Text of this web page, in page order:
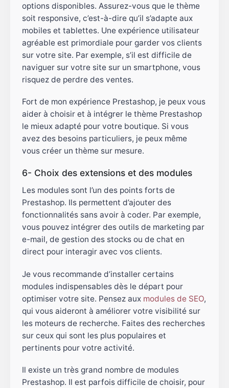
options disponibles. Assurez-vous que le thème
soit responsive, c’est-à-dire qu’il s’adapte aux
mobiles et tablettes. Une expérience utilisateur
agréable est primordiale pour garder vos clients
sur votre site. Par exemple, s’il est difficile de
naviguer sur votre site sur un smartphone, vous
risquez de perdre des ventes.
Fort de mon expérience Prestashop, je peux vous
aider à choisir et à intégrer le thème Prestashop
le mieux adapté pour votre boutique. Si vous
avez des besoins particuliers, je peux même
vous créer un thème sur mesure.
6- Choix des extensions et des modules
Les modules sont l’un des points forts de
Prestashop. Ils permettent d’ajouter des
fonctionnalités sans avoir à coder. Par exemple,
vous pouvez intégrer des outils de marketing par
e-mail, de gestion des stocks ou de chat en
direct pour interagir avec vos clients.
Je vous recommande d’installer certains
modules indispensables dès le départ pour
optimiser votre site. Pensez aux modules de SEO,
qui vous aideront à améliorer votre visibilité sur
les moteurs de recherche. Faites des recherches
sur ceux qui sont les plus populaires et
pertinents pour votre activité.
Il existe un très grand nombre de modules
Prestashop. Il est parfois difficile de choisir, pour